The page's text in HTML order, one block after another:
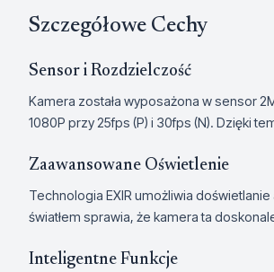
Szczegółowe Cechy
Sensor i Rozdzielczość
Kamera została wyposażona w sensor
1080P przy 25fps (P) i 30fps (N). Dzięki
Zaawansowane Oświetlenie
Technologia EXIR umożliwia
światłem sprawia, że kamera ta
Inteligentne Funkcje